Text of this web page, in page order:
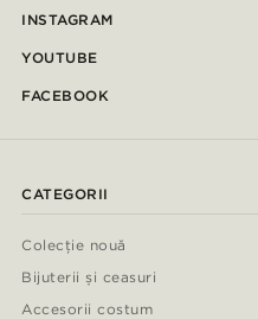
INSTAGRAM
YOUTUBE
FACEBOOK
CATEGORII
Colecție nouă
Bijuterii și ceasuri
Accesorii costum